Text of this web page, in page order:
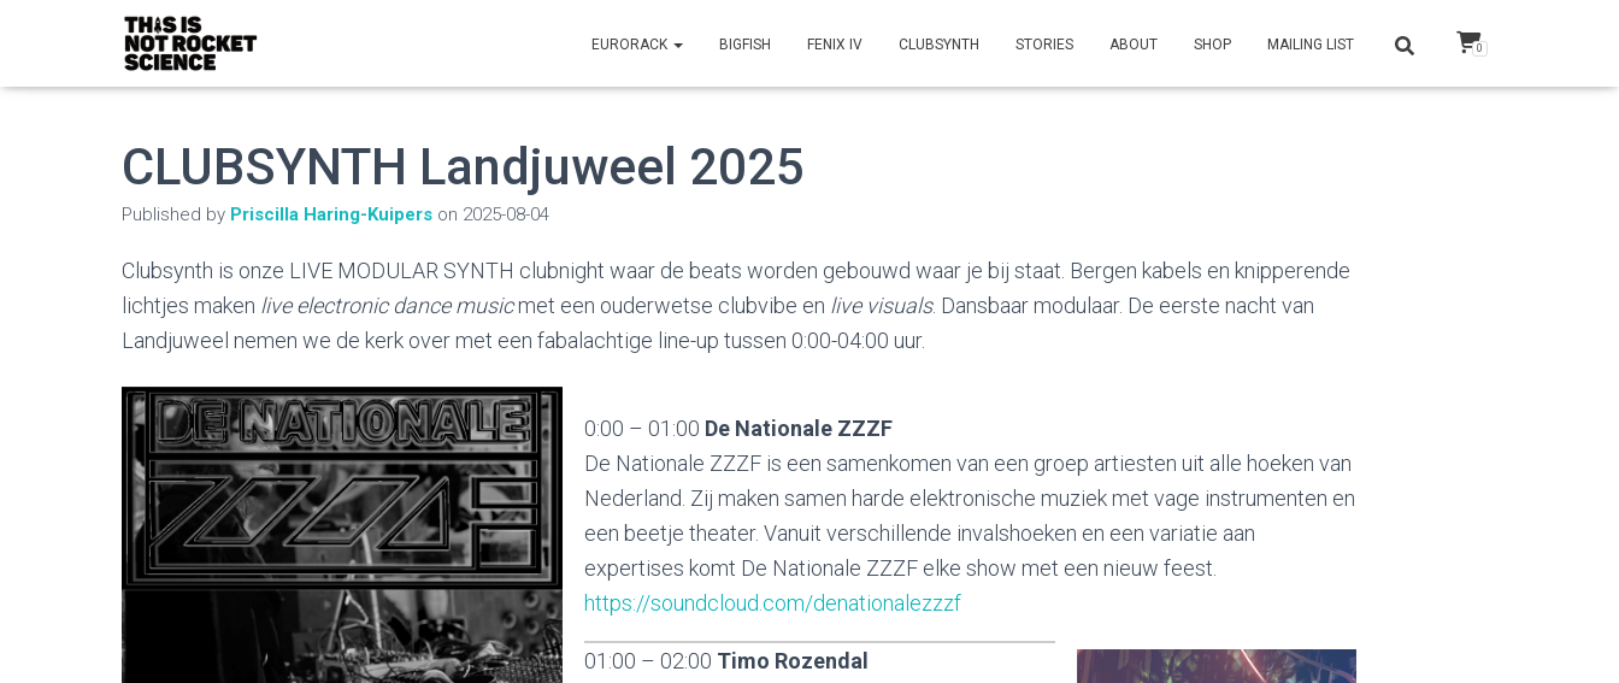
EURORACK BIGFISH FENIX IV CLUBSYNTH STORIES ABOUT SHOP MAILING LIST 0
CLUBSYNTH Landjuweel 2025
Published by Priscilla Haring-Kuiperson 2025-08-04
Clubsynth is onze LIVE MODULAR SYNTH clubnight waar de beats worden gebouwd waar je bij staat. Bergen kabels en knipperende
lichtjes maken live electronic dance musicmet een ouderwetse clubvibe en live visuals. Dansbaar modulaar. De eerste nacht van
Landjuweel nemen we de kerk over met een fabalachtige line-up tussen 0:00-04:00 uur.
0:00 – 01:00 De Nationale ZZZF
De Nationale ZZZF is een samenkomen van een groep artiesten uit alle hoeken van
Nederland. Zij maken samen harde elektronische muziek met vage instrumenten en
een beetje theater. Vanuit verschillende invalshoeken en een variatie aan
expertises komt De Nationale ZZZF elke show met een nieuw feest.
https://soundcloud.com/denationalezzzf
01:00 – 02:00 Timo Rozendal